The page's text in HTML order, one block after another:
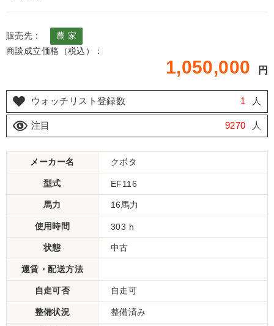
販売先：
農 家
商談成立価格（税込）：
1,050,000 円
ウォッチリスト登録数 1 人
注目 9270 人
メーカー名 クボタ
型式 EF116
馬力 16馬力
使用時間 303 h
状態 中古
運賃・配送方法
自走可否 自走可
整備状況 整備済み